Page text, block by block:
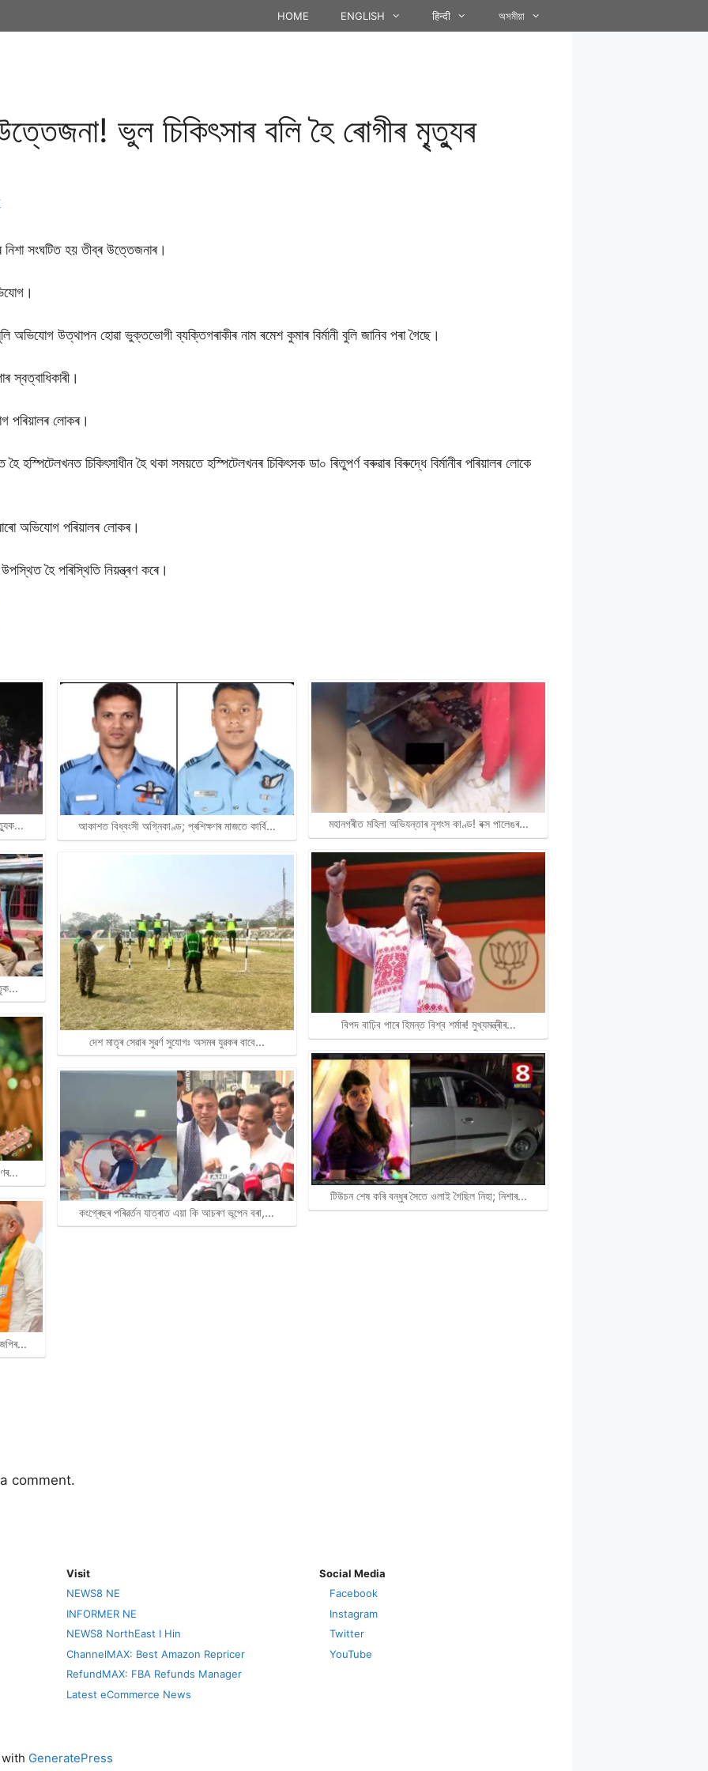
HOME ENGLISH हिन्दी অসমীয়া
ভুল চিকিৎসাৰ বলি হৈ ৰোগীৰ মৃ্ত্যুৰ
নিশা সংঘটিত হয় তীব্ৰ উত্তেজনাৰ।
অভিযোগ উত্থাপন হোৱা ভুক্তভোগী ব্যক্তিগৰাকীৰ নাম ৰমেশ কুমাৰ বিৰ্মানী বুলি জানিব পৰা গৈছে।
স্বত্বাধিকাৰী।
পৰিয়ালৰ লোকৰ।
হস্পিটেলখনত চিকিৎসাধীন হৈ থকা সময়তে হস্পিটেলখনৰ চিকিৎসক ডা০ ৰিতুপৰ্ণ বৰুৱাৰ বিৰুদ্ধে বিৰ্মানীৰ পৰিয়ালৰ লোকে
অভিযোগ পৰিয়ালৰ লোকৰ।
হৈ পৰিস্থিতি নিয়ন্ত্ৰণ কৰে।
আকাশত বিধ্বংসী অগ্নিকাণ্ড; প্ৰশিক্ষণৰ মাজতে কাৰ্বি…
দেশ মাতৃৰ সেৱাৰ সুৱৰ্ণ সুযোগঃ অসমৰ যুৱকৰ বাবে…
কংগ্ৰেছৰ পৰিৱৰ্তন যাত্ৰাত এয়া কি আচৰণ ভূপেন বৰা,…
মহানগৰীত মহিলা অভিযন্তাৰ নৃশংস কাণ্ড! বক্স পালেঙৰ…
বিপদ বাঢ়িব পাৰে হিমন্ত বিশ্ব শৰ্মাৰ! মুখ্যমন্ত্ৰীৰ…
টিউচন শেষ কৰি বন্ধুৰ সৈতে ওলাই গৈছিল নিহা; নিশাৰ…
comment.
Visit
NEWS8 NE
INFORMER NE
NEWS8 NorthEast I Hin
ChannelMAX: Best Amazon Repricer
RefundMAX: FBA Refunds Manager
Latest eCommerce News
Social Media
Facebook
Instagram
Twitter
YouTube
GeneratePress